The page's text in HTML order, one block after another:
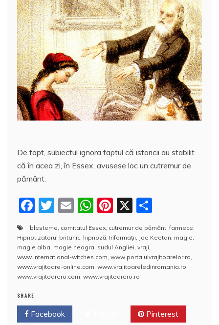
De fapt, subiectul ignora faptul că istoricii au stabilit
că în acea zi, în Essex, avusese loc un cutremur de
pământ.
F
a
c
e
b
o
k
T
itt
er
E
m
ai
l
W
at
s
A
p
Pi
nt
er
e
st
X
a
rt
aj
e
ă
blesteme comitatul Essex cutremur de pământ ,farmece
Hipnotizatorul britanic hipnoză Informaţii Joe Keetan magie
magie alba magie neagra sudul Angliei vraji
www.international-witches.com www.portalulvrajitoarelor.ro
www.vrajitoare-online.com www.vrajitoareledinromania.ro
www.vrajitoarero.com www.vrajitoarero.ro
SHARE
Facebook Pinterest